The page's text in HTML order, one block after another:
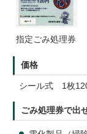
指定ごみ処理券
価格
シール式 1枚
ごみ処理券で出